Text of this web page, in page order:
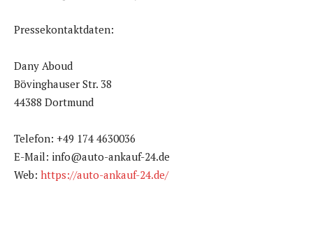
Pressekontaktdaten:
Dany Aboud
Bövinghauser Str. 38
44388 Dortmund
Telefon: +49 174 4630036
E-Mail: info@auto-ankauf-24.de
Web: https://auto-ankauf-24.de/